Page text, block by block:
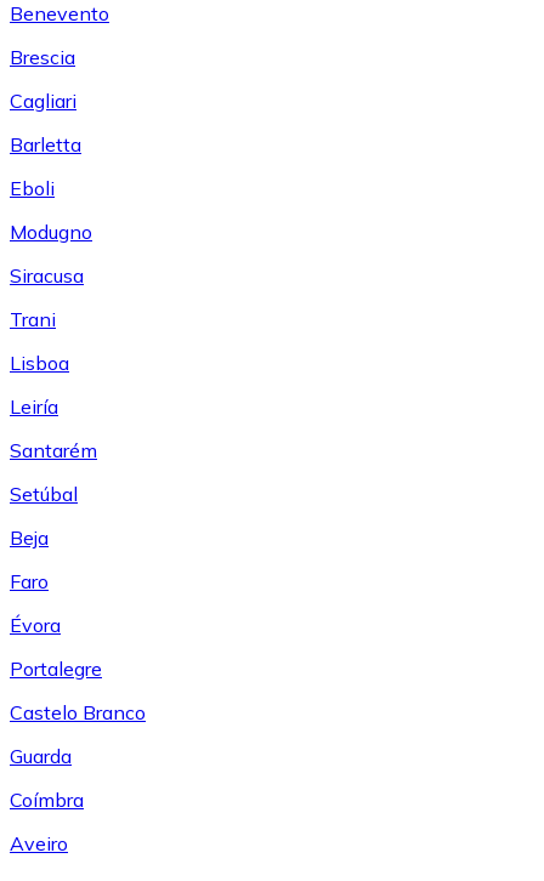
Benevento
Brescia
Cagliari
Barletta
Eboli
Modugno
Siracusa
Trani
Lisboa
Leiría
Santarém
Setúbal
Beja
Faro
Évora
Portalegre
Castelo Branco
Guarda
Coímbra
Aveiro